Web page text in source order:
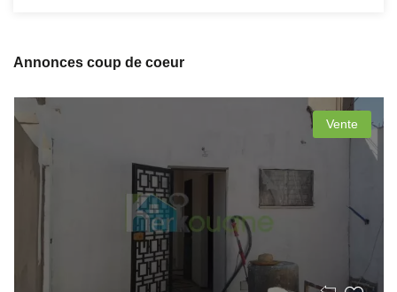
Annonces coup de coeur
Vente